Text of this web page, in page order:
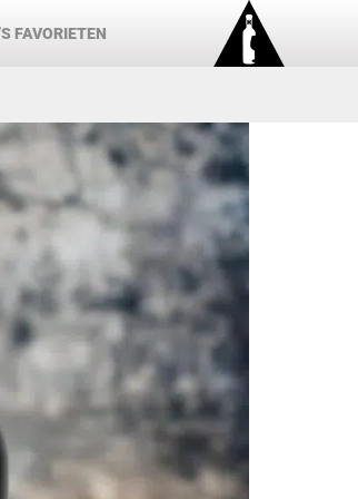
FAVORIETEN